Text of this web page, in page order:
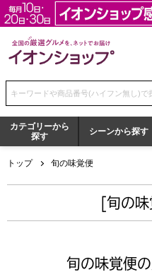
全国の厳選グルメを、ネッ
検索キーワードまたは商品番号を入
カテゴリーから
探す
シーンから探す
トップ 旬の味覚便
[旬の
旬の味覚便